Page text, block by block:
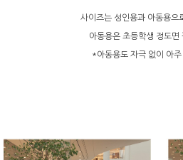
사이즈는 성인용과 아동용으
아동용은 초등학생 정도면
*아동용도 자극 없이 아